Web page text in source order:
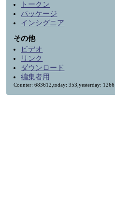
トークン
パッケージ
インシグニア
その他
ビデオ
リンク
ダウンロード
編集者用
Counter: 683612,today: 353,yesterday: 1266